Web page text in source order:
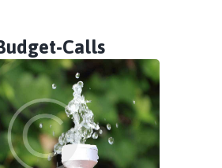
Calls